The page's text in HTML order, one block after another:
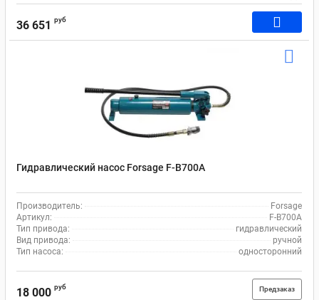
36 651 руб
Гидравлический насос Forsage F-B700A
Производитель:
Forsage
Артикул:
F-B700A
Тип привода:
гидравлический
Вид привода:
ручной
Тип насоса:
односторонний
18 000 руб Предзаказ